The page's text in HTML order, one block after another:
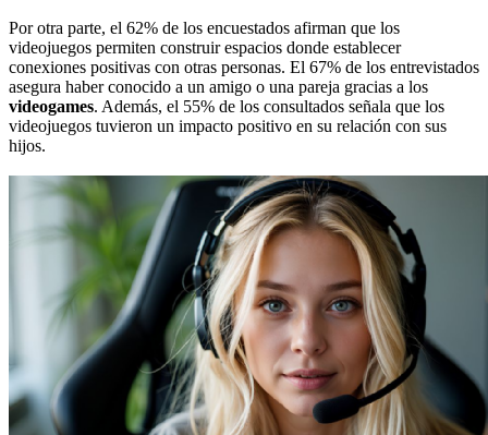
Por otra parte, el 62% de los encuestados afirman que los
videojuegos permiten construir espacios donde establecer
conexiones positivas con otras personas. El 67% de los entrevistados
asegura haber conocido a un amigo o una pareja gracias a los
videogames. Además, el 55% de los consultados señala que los
videojuegos tuvieron un impacto positivo en su relación con sus
hijos.